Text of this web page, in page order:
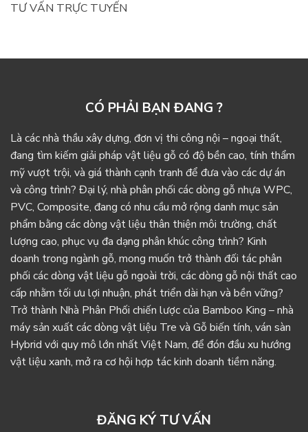
TƯ VẤN TRỰC TUYẾN
CÓ PHẢI BẠN ĐANG ?
Là các nhà thầu xây dựng, đơn vị thi công nội – ngoại thất,
đang tìm kiếm giải pháp vật liệu gỗ có độ bền cao, tính thẩm
mỹ vượt trội, và giá thành cạnh tranh để đưa vào các dự án
và công trình? Đại lý, nhà phân phối các dòng gỗ nhựa WPC,
PVC, Composite, đang có nhu cầu mở rộng danh mục sản
phẩm bằng các dòng vật liệu thân thiện môi trường, chất
lượng cao, phục vụ đa dạng phân khúc công trình? Kinh
doanh trong ngành gỗ, mong muốn trở thành đối tác phân
phối các dòng vật liệu gỗ ngoài trời, các dòng gỗ nội thất cao
cấp nhằm tối ưu lợi nhuận, phát triển dài hạn và bền vững?
Trở thành Nhà Phân Phối chiến lược của Bamboo King – nhà
máy sản xuất các dòng vật liệu Tre và Gỗ biến tính, ván sàn
Hybrid với quy mô lớn nhất Việt Nam, để đón đầu xu hướng
vật liệu xanh, mở ra cơ hội hợp tác kinh doanh tiềm năng.
ĐĂNG KÝ TƯ VẤN